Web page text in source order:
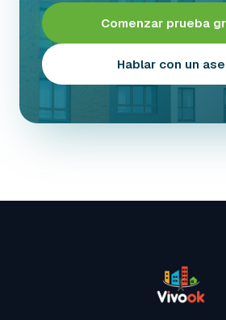
Comenzar prueba
Hablar con un